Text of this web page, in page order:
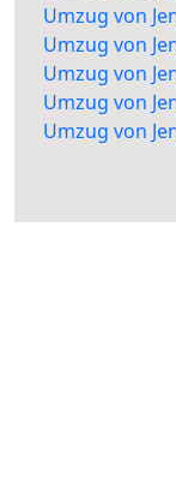
Umzug von
Umzug von
Umzug von
Umzug von
Umzug von